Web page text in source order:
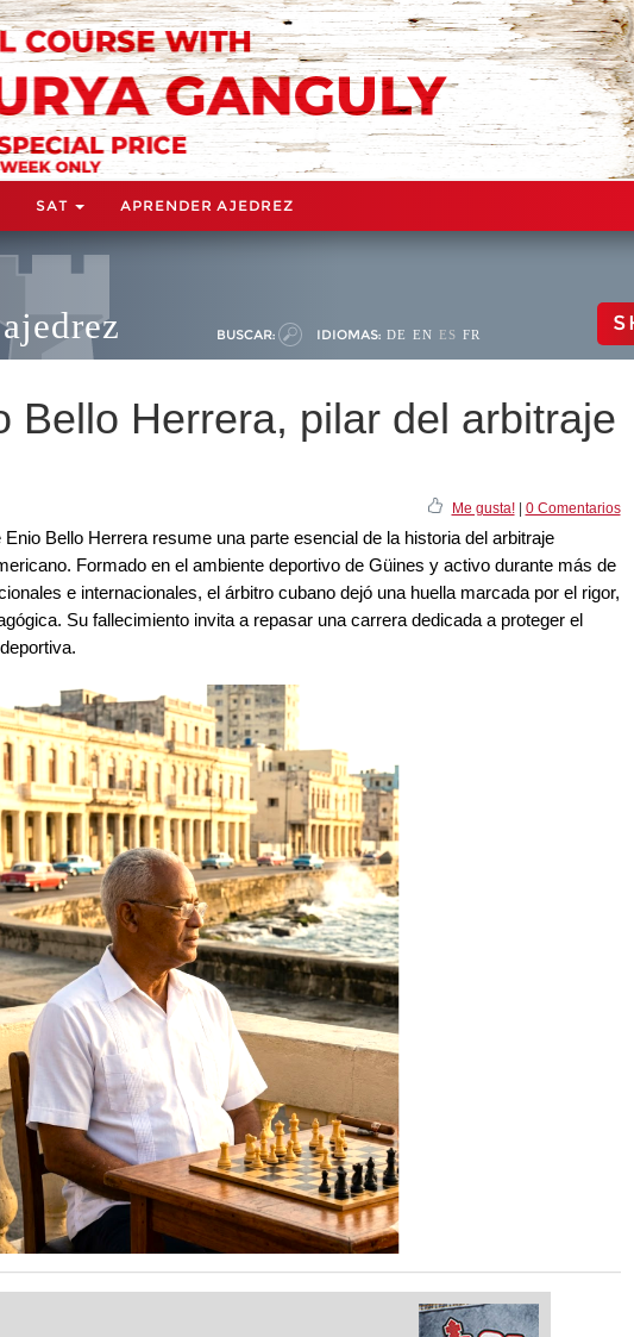
SAT APRENDER AJEDREZ
BUSCAR: IDIOMAS: DE EN ES FR
Bello Herrera, pilar del arbitraje
Me gusta!| 0 Comentarios
Bello Herrera resume una parte esencial de la historia del arbitraje
Formado en el ambiente deportivo de Güines y activo durante más de
e internacionales, el árbitro cubano dejó una huella marcada por el rigor,
Su fallecimiento invita a repasar una carrera dedicada a proteger el